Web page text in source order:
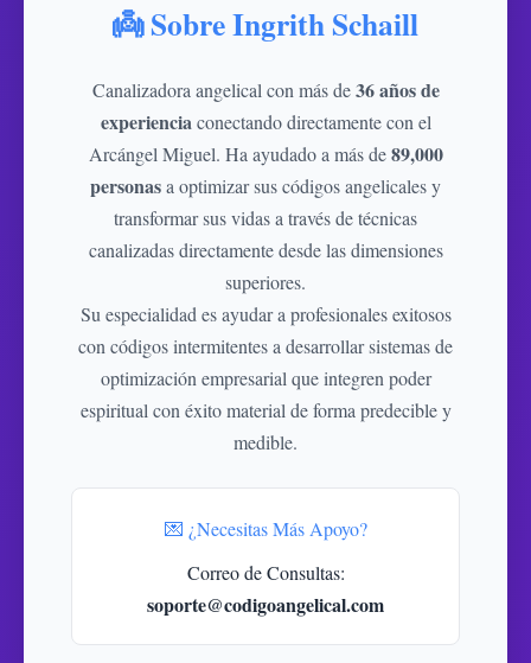
👼 Sobre Ingrith Schaill
Canalizadora angelical con más de36 años de
experiencia conectando directamente con el
Arcángel Miguel. Ha ayudado a más de89,000
personasa optimizar sus códigos angelicales y
transformar sus vidas a través de técnicas
canalizadas directamente desde las dimensiones
superiores.
Su especialidad es ayudar a profesionales exitosos
con códigos intermitentes a desarrollar sistemas de
optimización empresarial que integren poder
espiritual con éxito material de forma predecible y
medible.
💌 ¿Necesitas Más Apoyo?
Correo de Consultas:
soporte@codigoangelical.com